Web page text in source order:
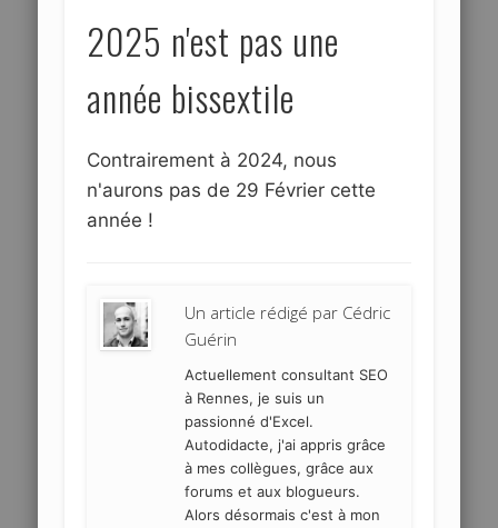
2025 n'est pas une
année bissextile
Contrairement à 2024, nous
n'aurons pas de 29 Février cette
année !
Un article rédigé par Cédric
Guérin
Actuellement consultant SEO
à Rennes, je suis un
passionné d'Excel.
Autodidacte, j'ai appris grâce
à mes collègues, grâce aux
forums et aux blogueurs.
Alors désormais c'est à mon